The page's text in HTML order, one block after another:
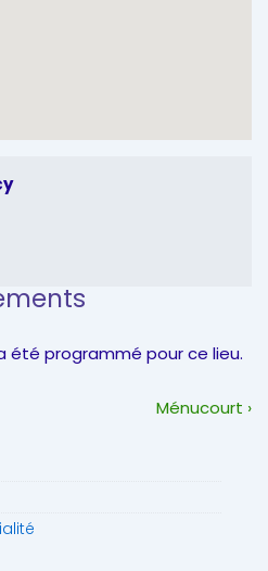
été programmé pour ce lieu.
Next
Ménucourt ›